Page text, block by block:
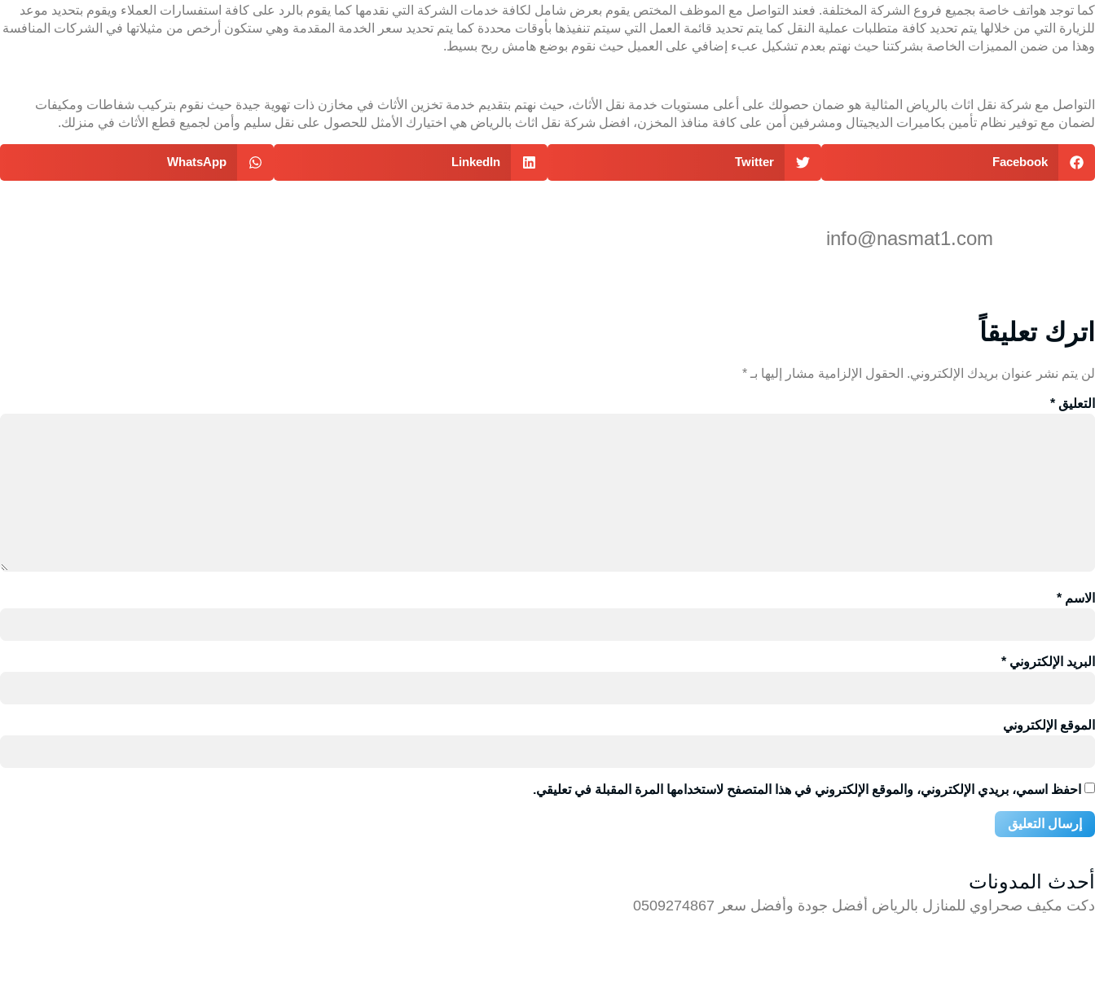
كما توجد هواتف خاصة بجميع فروع الشركة المختلفة. فعند التواصل مع الموظف المختص يقوم بعرض شامل لكافة خدمات الشركة التي نقدمها كما يقوم بالرد على كافة استفسارات العملاء ويقوم بتحديد موعد
للزيارة التي من خلالها يتم تحديد كافة متطلبات عملية النقل كما يتم تحديد قائمة العمل التي سيتم تنفيذها بأوقات محددة كما يتم تحديد سعر الخدمة المقدمة وهي ستكون أرخص من مثيلاتها في الشركات المنافسة
وهذا من ضمن المميزات الخاصة بشركتنا حيث نهتم بعدم تشكيل عبء إضافي على العميل حيث نقوم بوضع هامش ربح بسيط.
التواصل مع شركة نقل اثاث بالرياض المثالية هو ضمان حصولك على أعلى مستويات خدمة نقل الأثاث، حيث نهتم بتقديم خدمة تخزين الأثاث في مخازن ذات تهوية جيدة حيث نقوم بتركيب شفاطات ومكيفات
لضمان مع توفير نظام تأمين بكاميرات الديجيتال ومشرفين أمن على كافة منافذ المخزن، افضل شركة نقل اثاث بالرياض هي اختيارك الأمثل للحصول على نقل سليم وأمن لجميع قطع الأثاث في منزلك.
Facebook
Twitter
LinkedIn
WhatsApp
info@nasmat1.com
اترك تعليقاً
لن يتم نشر عنوان بريدك الإلكتروني. الحقول الإلزامية مشار إليها بـ *
التعليق *
الاسم *
البريد الإلكتروني *
الموقع الإلكتروني
احفظ اسمي، بريدي الإلكتروني، والموقع الإلكتروني في هذا المتصفح لاستخدامها المرة المقبلة في تعليقي.
أحدث المدونات
دكت مكيف صحراوي للمنازل بالرياض أفضل جودة وأفضل سعر 0509274867